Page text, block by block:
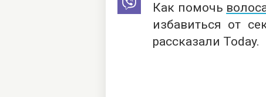
Как помочь
избавиться от
рассказали Today.